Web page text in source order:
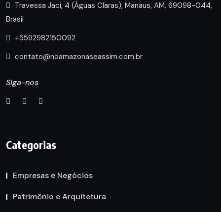
Travessa Jaci, 4 (Águas Claras), Manaus, AM, 69098-044,
Brasil
+5592982150092
contato@noamazonaseassim.com.br
Siga-nos
Categorias
Empresas e Negócios
Patrimônio e Arquitetura